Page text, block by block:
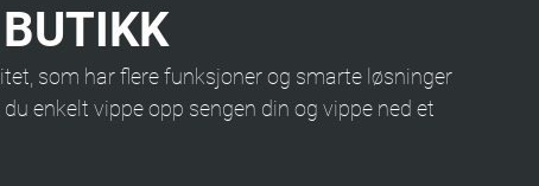
som har flere funksjoner og smarte løsninger
enkelt vippe opp sengen din og vippe ned et